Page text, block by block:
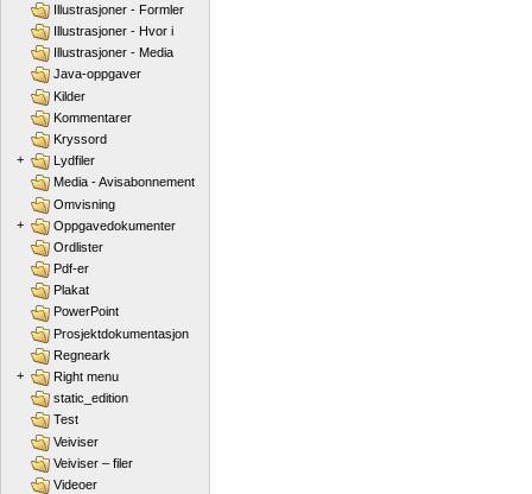
Illustrasjoner - Formler
Illustrasjoner - Hvor i
Illustrasjoner - Media
Java-oppgaver
Kilder
Kommentarer
Kryssord
+
Lydfiler
Media - Avisabonnement
Omvisning
+
Oppgavedokumenter
Ordlister
Pdf-er
Plakat
PowerPoint
Prosjektdokumentasjon
Regneark
+
Right menu
static_edition
Test
Veiviser
Veiviser – filer
Videoer